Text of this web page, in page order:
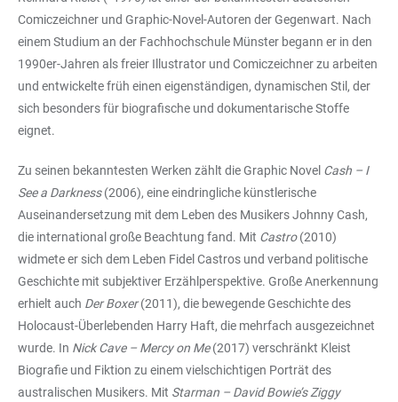
Comiczeichner und Graphic-Novel-Autoren der Gegenwart. Nach
einem Studium an der Fachhochschule Münster begann er in den
1990er-Jahren als freier Illustrator und Comiczeichner zu arbeiten
und entwickelte früh einen eigenständigen, dynamischen Stil, der
sich besonders für biografische und dokumentarische Stoffe
eignet.
Zu seinen bekanntesten Werken zählt die Graphic Novel Cash – I
See a Darkness(2006), eine eindringliche künstlerische
Auseinandersetzung mit dem Leben des Musikers Johnny Cash,
die international große Beachtung fand. Mit Castro(2010)
widmete er sich dem Leben Fidel Castros und verband politische
Geschichte mit subjektiver Erzählperspektive. Große Anerkennung
erhielt auch Der Boxer(2011), die bewegende Geschichte des
Holocaust-Überlebenden Harry Haft, die mehrfach ausgezeichnet
wurde. In Nick Cave – Mercy on Me(2017) verschränkt Kleist
Biografie und Fiktion zu einem vielschichtigen Porträt des
australischen Musikers. Mit Starman – David Bowie’s Ziggy